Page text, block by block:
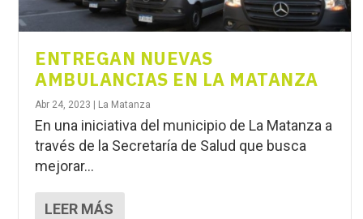
ENTREGAN NUEVAS
AMBULANCIAS EN LA MATANZA
Abr 24, 2023 La Matanza
En una iniciativa del municipio de La Matanza a
través de la Secretaría de Salud que busca
mejorar...
LEER MÁS